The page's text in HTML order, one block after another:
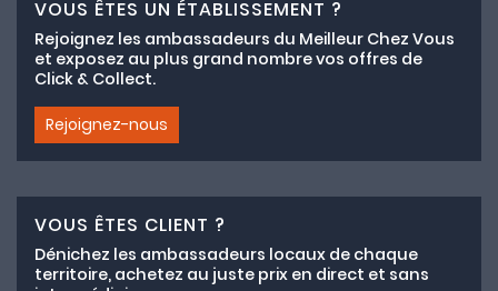
VOUS ÊTES UN ÉTABLISSEMENT ?
Rejoignez les ambassadeurs du Meilleur Chez Vous
et exposez au plus grand nombre vos offres de
Click & Collect.
Rejoignez-nous
VOUS ÊTES CLIENT ?
Dénichez les ambassadeurs locaux de chaque
territoire, achetez au juste prix en direct et sans